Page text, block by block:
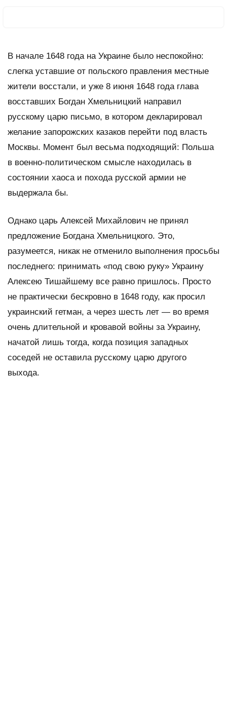
В начале 1648 года на Украине было неспокойно:
слегка уставшие от польского правления местные
жители восстали, и уже 8 июня 1648 года глава
восставших Богдан Хмельницкий направил
русскому царю письмо, в котором декларировал
желание запорожских казаков перейти под власть
Москвы. Момент был весьма подходящий: Польша
в военно-политическом смысле находилась в
состоянии хаоса и похода русской армии не
выдержала бы.
Однако царь Алексей Михайлович не принял
предложение Богдана Хмельницкого. Это,
разумеется, никак не отменило выполнения просьбы
последнего: принимать «под свою руку» Украину
Алексею Тишайшему все равно пришлось. Просто
не практически бескровно в 1648 году, как просил
украинский гетман, а через шесть лет — во время
очень длительной и кровавой войны за Украину,
начатой лишь тогда, когда позиция западных
соседей не оставила русскому царю другого
выхода.